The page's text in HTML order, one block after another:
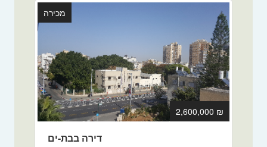
₪ 2,600,000
מכירה
דירה בבת-ים